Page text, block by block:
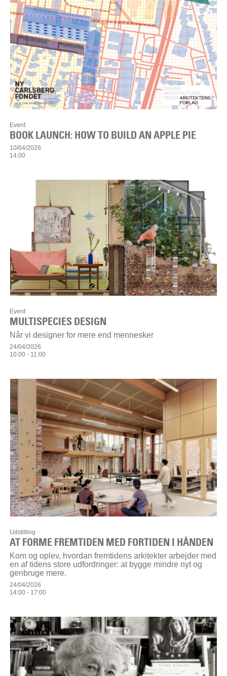
Event
BOOK LAUNCH: HOW TO BUILD AN APPLE PIE
10/04/2026
14:00
Event
MULTISPECIES DESIGN
Når vi designer for mere end mennesker
24/04/2026
10:00 - 11:00
Udstilling
AT FORME FREMTIDEN MED FORTIDEN I HÅNDEN
Kom og oplev, hvordan fremtidens arkitekter arbejder med
en af tidens store udfordringer: at bygge mindre nyt og
genbruge mere.
24/04/2026
14:00 - 17:00